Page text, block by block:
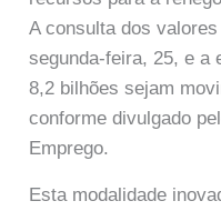
A consulta dos
segunda-feira, 25, e a
8,2 bilhões sejam
conforme divulgado
Emprego.
Esta modalidade